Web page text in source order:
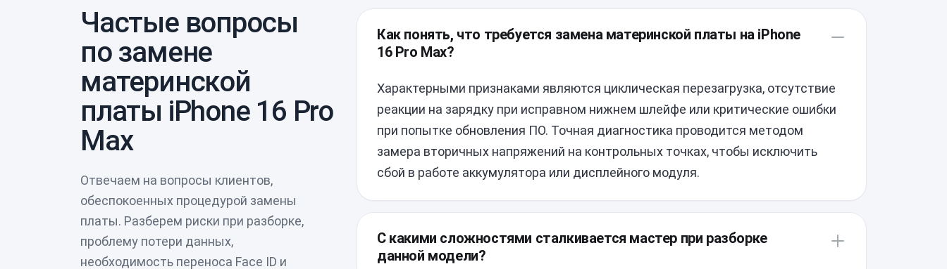
Частые вопросы
по замене
материнской
платы iPhone 16 Pro
Max
Отвечаем на вопросы клиентов,
обеспокоенных процедурой замены
платы. Разберем риски при разборке,
проблему потери данных,
необходимость переноса Face ID и
Как понять, что требуется замена материнской платы на iPhone
16 Pro Max?
Характерными признаками являются циклическая перезагрузка, отсутствие
реакции на зарядку при исправном нижнем шлейфе или критические ошибки
при попытке обновления ПО. Точная диагностика проводится методом
замера вторичных напряжений на контрольных точках, чтобы исключить
сбой в работе аккумулятора или дисплейного модуля.
С какими сложностями сталкивается мастер при разборке
данной модели?